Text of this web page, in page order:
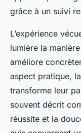
grâce à un suivi
L’expérience
lumière la
améliore
aspect pratique,
transforme leur
souvent décrit
réussite et la